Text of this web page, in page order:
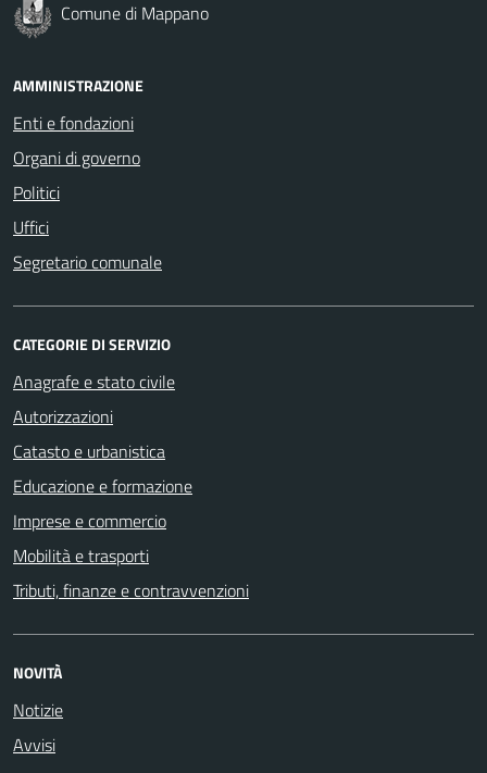
Comune di Mappano
AMMINISTRAZIONE
Enti e fondazioni
Organi di governo
Politici
Uffici
Segretario comunale
CATEGORIE DI SERVIZIO
Anagrafe e stato civile
Autorizzazioni
Catasto e urbanistica
Educazione e formazione
Imprese e commercio
Mobilità e trasporti
Tributi, finanze e contravvenzioni
NOVITÀ
Notizie
Avvisi